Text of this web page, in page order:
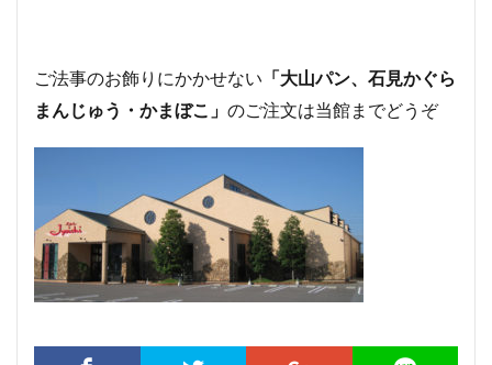
ご法事のお飾りにかかせない 「大山パン、石見かぐら
まんじゅう・かまぼこ」 のご注文は当館までどうぞ